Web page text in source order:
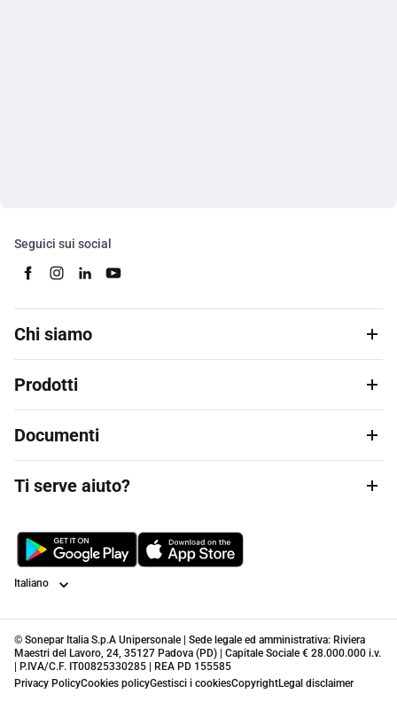
Seguici sui social
Chi siamo
Prodotti
Documenti
Ti serve aiuto?
Lingua
© Sonepar Italia S.p.A Unipersonale | Sede legale ed amministrativa: Riviera
Maestri del Lavoro, 24, 35127 Padova (PD) | Capitale Sociale € 28.000.000 i.v.
| P.IVA/C.F. IT00825330285 | REA PD 155585
Privacy PolicyCookies policyGestisci i cookiesCopyrightLegal disclaimer